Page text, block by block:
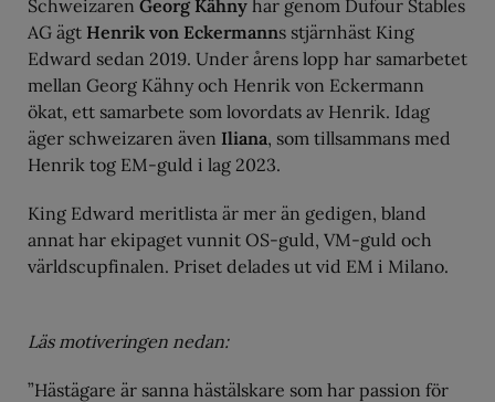
Schweizaren Georg Kähny har genom Dufour Stables
AG ägt Henrik von Eckermanns stjärnhäst King
Edward sedan 2019. Under årens lopp har samarbetet
mellan Georg Kähny och Henrik von Eckermann
ökat, ett samarbete som lovordats av Henrik. Idag
äger schweizaren även Iliana, som tillsammans med
Henrik tog EM-guld i lag 2023.
King Edward meritlista är mer än gedigen, bland
annat har ekipaget vunnit OS-guld, VM-guld och
världscupfinalen. Priset delades ut vid EM i Milano.
Läs motiveringen nedan:
”Hästägare är sanna hästälskare som har passion för